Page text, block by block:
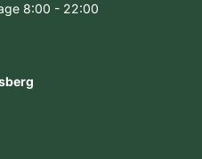
8:00 - 22:00